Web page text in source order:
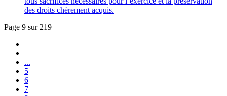
des droits chèrement acquis.
Page 9 sur 219
...
5
6
7